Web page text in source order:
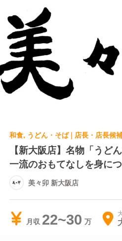
和食, うどん・そば | 店長・店長候
【新大阪店】名物「うど
一流のおもてなしを身に
美々卯 新大阪店
月収 22~30